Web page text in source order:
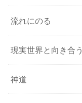
流れにのる
現実世界と向き合う
神道